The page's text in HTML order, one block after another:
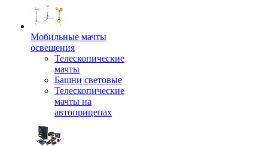
Мобильные мачты
освещения
Телескопические
мачты
Башни световые
Телескопические
мачты на
автоприцепах